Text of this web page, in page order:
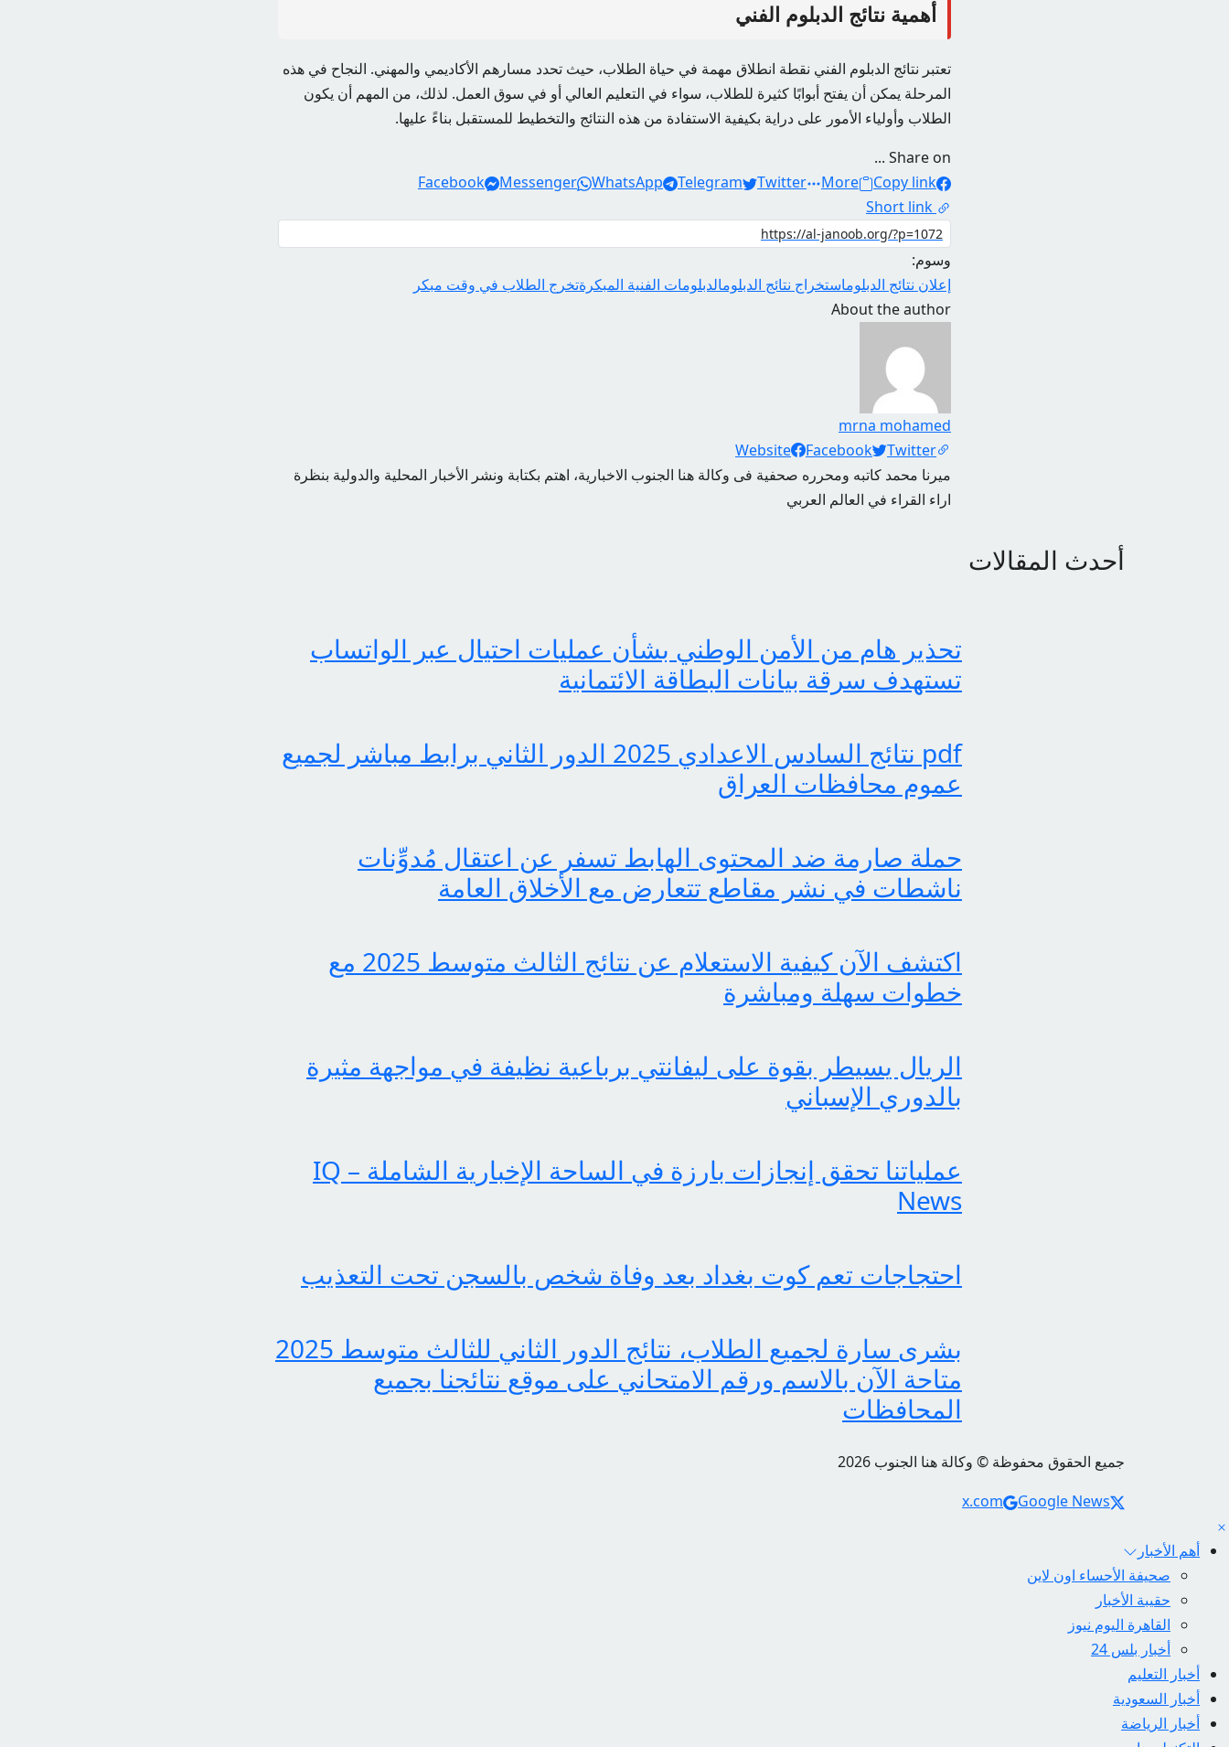
أهمية نتائج الدبلوم الفني
تعتبر نتائج الدبلوم الفني نقطة انطلاق مهمة في حياة الطلاب، حيث تحدد مسارهم الأكاديمي والمهني. النجاح في هذه
المرحلة يمكن أن يفتح أبوابًا كثيرة للطلاب، سواء في التعليم العالي أو في سوق العمل. لذلك، من المهم أن يكون
الطلاب وأولياء الأمور على دراية بكيفية الاستفادة من هذه النتائج والتخطيط للمستقبل بناءً عليها.
Share on ...
Facebook
Messenger WhatsApp Telegram Twitter More
Copy link
Short link
وسوم:
إعلان نتائج الدبلوماستخراج نتائج الدبلومالدبلومات الفنية المبكرةتخرج الطلاب في وقت مبكر
About the author
mrna mohamed
Social Links
Website Facebook
Twitter
ميرنا محمد كاتبه ومحرره صحفية فى وكالة هنا الجنوب الاخبارية، اهتم بكتابة ونشر الأخبار المحلية والدولية بنظرة
اراء القراء في العالم العربي
أحدث المقالات
تحذير هام من الأمن الوطني بشأن عمليات احتيال عبر الواتساب
تستهدف سرقة بيانات البطاقة الائتمانية
pdf نتائج السادس الاعدادي 2025 الدور الثاني برابط مباشر لجميع
عموم محافظات العراق
حملة صارمة ضد المحتوى الهابط تسفر عن اعتقال مُدوِّنات
ناشطات في نشر مقاطع تتعارض مع الأخلاق العامة
اكتشف الآن كيفية الاستعلام عن نتائج الثالث متوسط 2025 مع
خطوات سهلة ومباشرة
الريال يسيطر بقوة على ليفانتي برباعية نظيفة في مواجهة مثيرة
بالدوري الإسباني
عملياتنا تحقق إنجازات بارزة في الساحة الإخبارية الشاملة – IQ
News
احتجاجات تعم كوت بغداد بعد وفاة شخص بالسجن تحت التعذيب
بشرى سارة لجميع الطلاب، نتائج الدور الثاني للثالث متوسط 2025
متاحة الآن بالاسم ورقم الامتحاني على موقع نتائجنا بجميع
المحافظات
جميع الحقوق محفوظة © وكالة هنا الجنوب 2026
Social Links
x.com Google News
أهم الأخبار
صحيفة الأحساء اون لاين
حقيبة الأخبار
القاهرة اليوم نيوز
أخبار بلس 24
أخبار التعليم
أخبار السعودية
أخبار الرياضة